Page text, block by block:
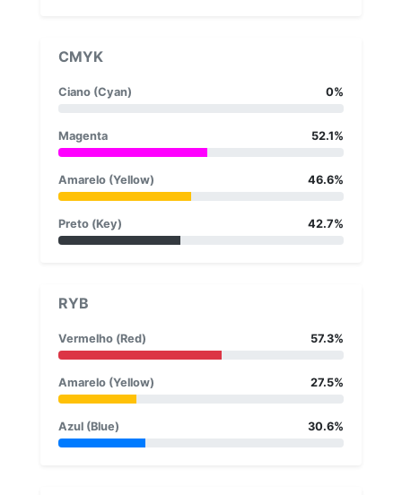
CMYK
Ciano (Cyan) 0%
Magenta 52.1%
Amarelo (Yellow) 46.6%
Preto (Key) 42.7%
RYB
Vermelho (Red) 57.3%
Amarelo (Yellow) 27.5%
Azul (Blue) 30.6%